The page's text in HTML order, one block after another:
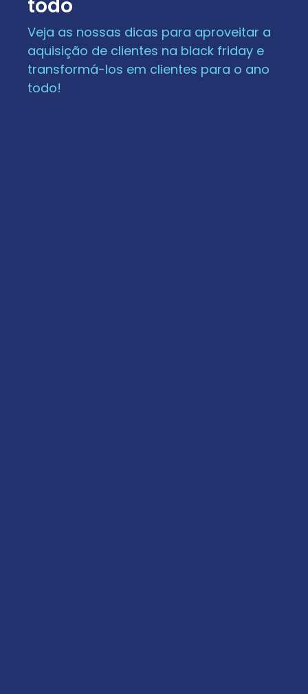
todo
Veja as nossas dicas para aproveitar a
aquisição de clientes na black friday e
transformá-los em clientes para o ano
todo!